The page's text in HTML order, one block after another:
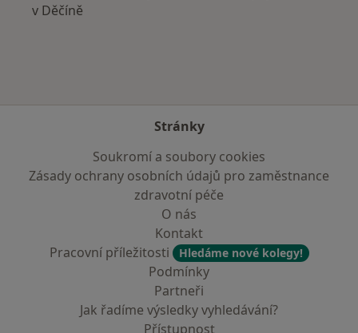
v Děčíně
Stránky
Soukromí a soubory cookies
Zásady ochrany osobních údajů pro zaměstnance
zdravotní péče
O nás
Kontakt
Pracovní příležitosti
Hledáme nové kolegy!
Podmínky
Partneři
Jak řadíme výsledky vyhledávání?
Přístupnost